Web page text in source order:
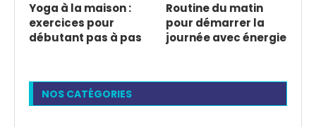
Yoga à la maison :
exercices pour
débutant pas à pas
Routine du matin
pour démarrer la
journée avec énergie
NOS CATÉGORIES